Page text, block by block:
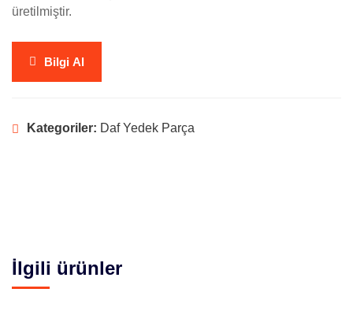
üretilmiştir.
Bilgi Al
Kategoriler: Daf Yedek Parça
İlgili ürünler